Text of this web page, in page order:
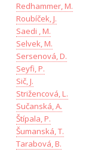
Redhammer, M.
Roubíček, J.
Saedi , M.
Selvek, M.
Sersenová, D.
Seyfi, P.
Sič, J.
Strižencová, L.
Sučanská, A.
Štípala, P.
Šumanská, T.
Tarabová, B.